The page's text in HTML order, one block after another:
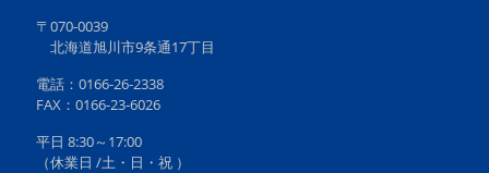
〒070-0039
北海道旭川市9条通17丁目
電話：0166-26-2338
FAX：0166-23-6026
平日 8:30～17:00
（休業日 /土・日・祝 ）